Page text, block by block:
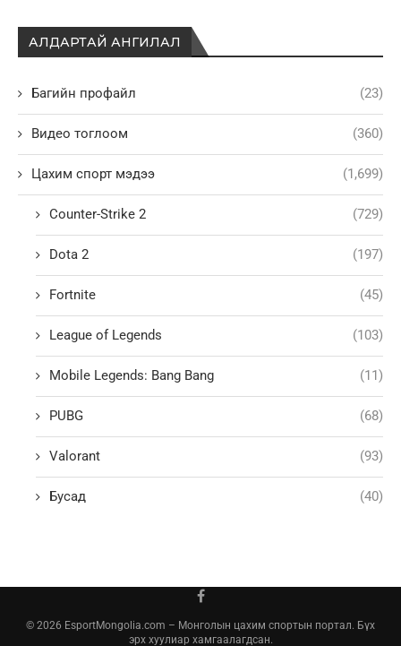
АЛДАРТАЙ АНГИЛАЛ
Багийн профайл (23)
Видео тоглоом (360)
Цахим спорт мэдээ (1,699)
Counter-Strike 2 (729)
Dota 2 (197)
Fortnite (45)
League of Legends (103)
Mobile Legends: Bang Bang (11)
PUBG (68)
Valorant (93)
Бусад (40)
© 2026 EsportMongolia.com – Монголын цахим спортын портал. Бүх
эрх хуулиар хамгаалагдсан.